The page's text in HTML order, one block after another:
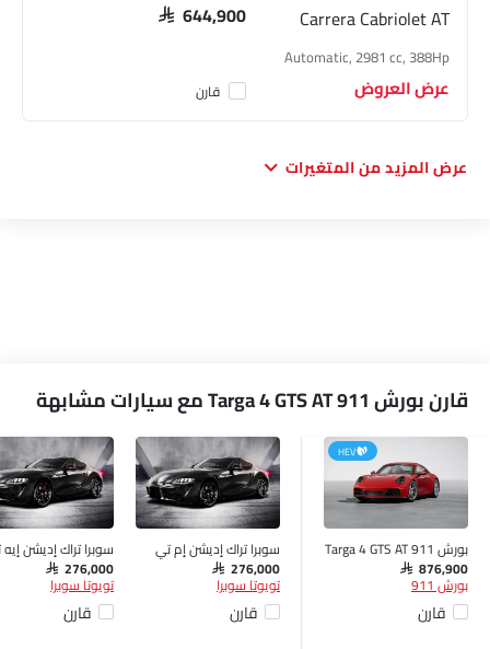
Carrera Cabriolet AT
SAR 644,900
Automatic, 2981 cc, 388Hp
عرض العروض قارن
عرض المزيد من المتغيرات
قارن بورش 911 Targa 4 GTS AT مع سيارات مشابهة
HEV
بورش 911 Targa 4 GTS AT
SAR 876,900
بورش 911
قارن
سوبرا تراك إديشن إم تي
SAR 276,000
تويوتا سوبرا
قارن
سوبرا تراك إديشن
SAR 276,000
تويوتا سوبرا
قارن